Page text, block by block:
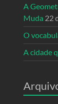
A
Muda 22
O
A cidade